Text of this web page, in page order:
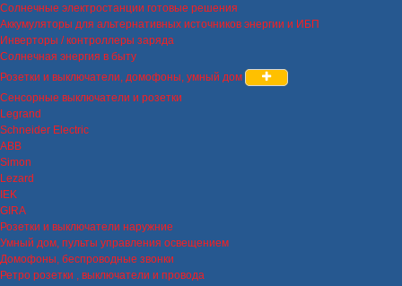
Солнечные электростанции готовые решения
Аккумуляторы для альтернативных источников энергии и ИБП
Инверторы / контроллеры заряда
Солнечная энергия в быту
Розетки и выключатели, домофоны, умный дом
Сенсорные выключатели и розетки
Legrand
Schneider Electric
ABB
Simon
Lezard
IEK
GIRA
Розетки и выключатели наружние
Умный дом, пульты управления освещением
Домофоны, беспроводные звонки
Ретро розетки , выключатели и провода